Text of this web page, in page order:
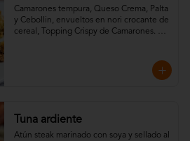
Camarones tempura, Queso Crema, Palta
y Cebollin, envueltos en nori crocante de
cereal, Topping Crispy de Camarones.
Tuna ardiente
Atún steak marinado con soya y sellado al